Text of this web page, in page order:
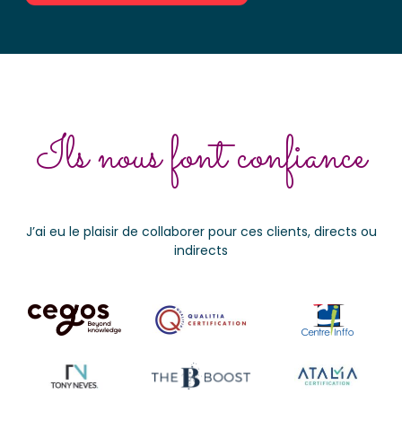
Ils nous font confiance
J’ai eu le plaisir de collaborer pour ces clients, directs ou
indirects